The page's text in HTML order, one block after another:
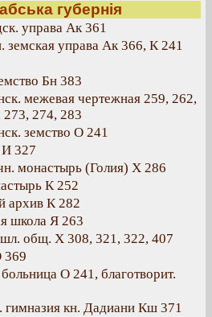
губернія
управа Ак 361
земская управа Ак 366, К 241
Бн 383
межевая чертежная 259, 262,
274, 283
земство О 241
И 327
монастырь (Голия) Х 286
К 252
архив К 282
школа Я 263
общ. Х 308, 321, 322, 407
369
О 241, благотворит.
гимназия кн. Дадиани Кш 371